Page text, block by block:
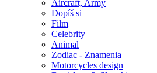
Aircraft, Army
Dopíš si
Film
Celebrity
Animal
Zodiac - Znamenia
Motorcycles design